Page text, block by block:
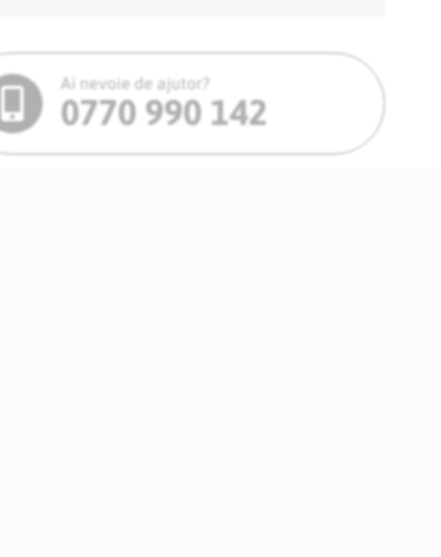
Ai nevoie de ajutor?
0770 990 142